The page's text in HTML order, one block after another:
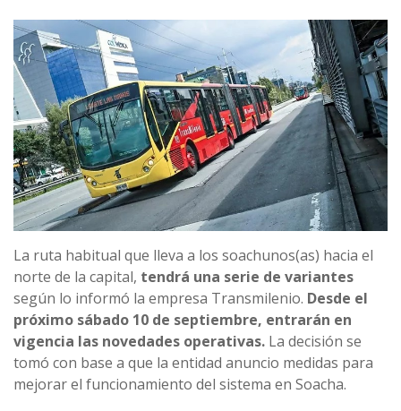
La ruta habitual que lleva a los soachunos(as) hacia el
norte de la capital, tendrá una serie de variantes
según lo informó la empresa Transmilenio. Desde el
próximo sábado 10 de septiembre, entrarán en
vigencia las novedades operativas. La decisión se
tomó con base a que la entidad anuncio medidas para
mejorar el funcionamiento del sistema en Soacha.